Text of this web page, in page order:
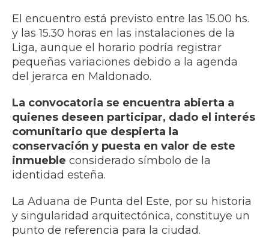
El encuentro está previsto entre las 15.00 hs.
y las 15.30 horas en las instalaciones de la
Liga, aunque el horario podría registrar
pequeñas variaciones debido a la agenda
del jerarca en Maldonado.
La convocatoria se encuentra abierta a
quienes deseen participar, dado el interés
comunitario que despierta la
conservación y puesta en valor de este
inmueble considerado símbolo de la
identidad esteña.
La Aduana de Punta del Este, por su historia
y singularidad arquitectónica, constituye un
punto de referencia para la ciudad.